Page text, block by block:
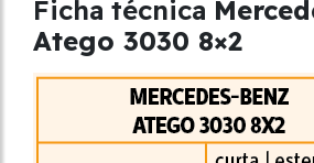
Ficha técnica
Atego 3030 8×2